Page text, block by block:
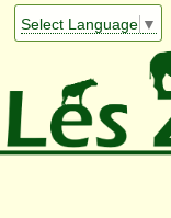
Select Language ▼